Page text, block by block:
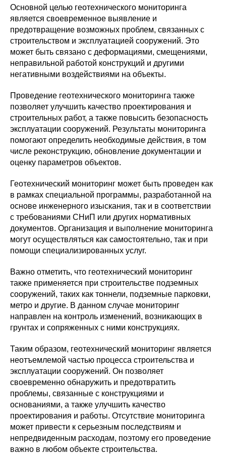
Основной целью геотехнического мониторинга
является своевременное выявление и
предотвращение возможных проблем, связанных с
строительством и эксплуатацией сооружений. Это
может быть связано с деформациями, смещениями,
неправильной работой конструкций и другими
негативными воздействиями на объекты.
Проведение геотехнического мониторинга также
позволяет улучшить качество проектирования и
строительных работ, а также повысить безопасность
эксплуатации сооружений. Результаты мониторинга
помогают определить необходимые действия, в том
числе реконструкцию, обновление документации и
оценку параметров объектов.
Геотехнический мониторинг может быть проведен как
в рамках специальной программы, разработанной на
основе инженерного изыскания, так и в соответствии
с требованиями СНиП или других нормативных
документов. Организация и выполнение мониторинга
могут осуществляться как самостоятельно, так и при
помощи специализированных услуг.
Важно отметить, что геотехнический мониторинг
также применяется при строительстве подземных
сооружений, таких как тоннели, подземные парковки,
метро и другие. В данном случае мониторинг
направлен на контроль изменений, возникающих в
грунтах и сопряженных с ними конструкциях.
Таким образом, геотехнический мониторинг является
неотъемлемой частью процесса строительства и
эксплуатации сооружений. Он позволяет
своевременно обнаружить и предотвратить
проблемы, связанные с конструкциями и
основаниями, а также улучшить качество
проектирования и работы. Отсутствие мониторинга
может привести к серьезным последствиям и
непредвиденным расходам, поэтому его проведение
важно в любом объекте строительства.